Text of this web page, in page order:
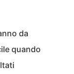
da
quando